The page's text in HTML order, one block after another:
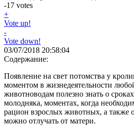
-17 votes
+
Vote up!
-
Vote down!
03/07/2018 20:58:04
Содержание:
Появление на свет потомства у
моментом в жизнедеятельности
животноводам полезно знать о
молодняка, моментах, когда
рацион взрослых животных, а также
можно отлучать от матери.